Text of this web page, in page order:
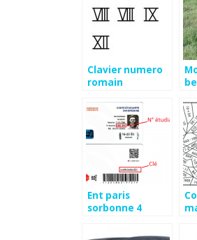
Clavier numero
romain
Ent paris
sorbonne 4